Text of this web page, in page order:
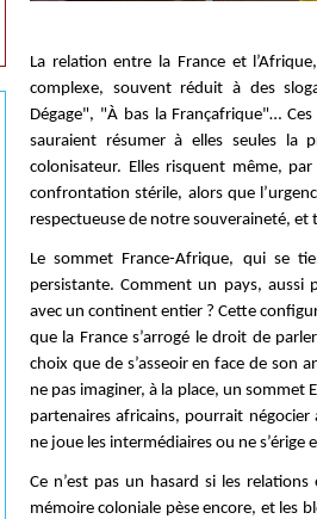
La relation entre la France et
complexe, souvent réduit à des
Dégage", "À bas la Françafrique"…
sauraient résumer à elles seules la
colonisateur. Elles risquent même,
confrontation stérile, alors que
respectueuse de notre souveraineté, et
Le sommet France-Afrique, qui se
persistante. Comment un pays, aussi
avec un continent entier ? Cette
que la France s’arrogé le droit de
choix que de s’asseoir en face de son
ne pas imaginer, à la place, un sommet
partenaires africains, pourrait négocier
ne joue les intermédiaires ou ne
Ce n’est pas un hasard si les
mémoire coloniale pèse encore, et les